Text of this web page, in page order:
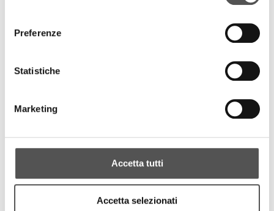
Preferenze
Statistiche
Marketing
Accetta tutti
Accetta selezionati